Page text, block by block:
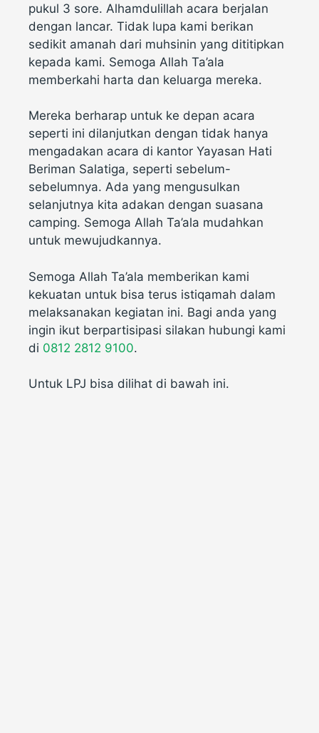
pukul 3 sore. Alhamdulillah acara berjalan
dengan lancar. Tidak lupa kami berikan
sedikit amanah dari muhsinin yang dititipkan
kepada kami. Semoga Allah Ta’ala
memberkahi harta dan keluarga mereka.
Mereka berharap untuk ke depan acara
seperti ini dilanjutkan dengan tidak hanya
mengadakan acara di kantor Yayasan Hati
Beriman Salatiga, seperti sebelum-
sebelumnya. Ada yang mengusulkan
selanjutnya kita adakan dengan suasana
camping. Semoga Allah Ta’ala mudahkan
untuk mewujudkannya.
Semoga Allah Ta’ala memberikan kami
kekuatan untuk bisa terus istiqamah dalam
melaksanakan kegiatan ini. Bagi anda yang
ingin ikut berpartisipasi silakan hubungi kami
di 0812 2812 9100.
Untuk LPJ bisa dilihat di bawah ini.